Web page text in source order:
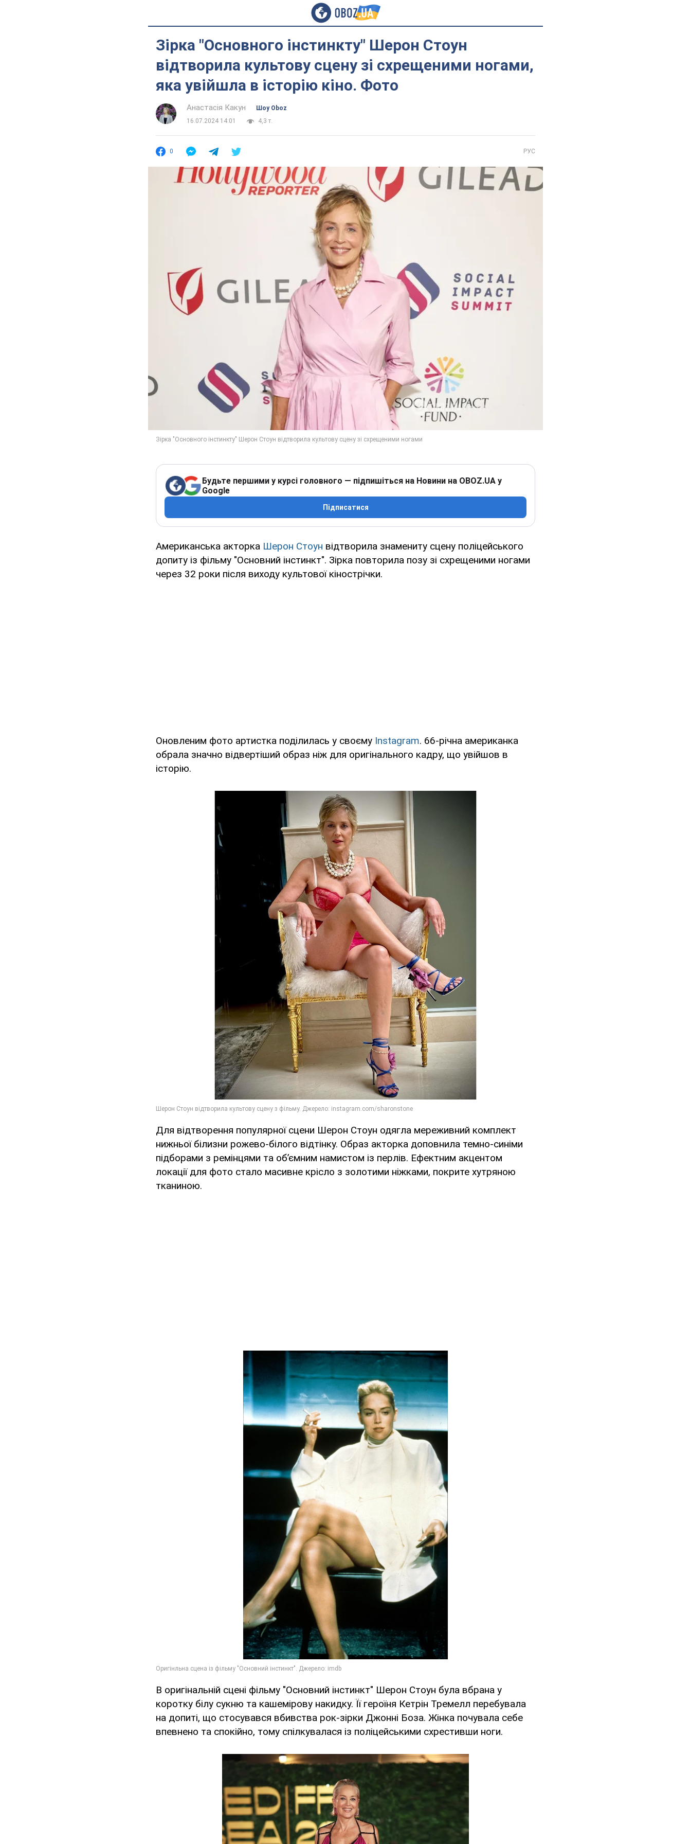
Зірка "Основного інстинкту" Шерон Стоун
відтворила культову сцену зі схрещеними ногами,
яка увійшла в історію кіно. Фото
Анастасія Какун
Шоу Oboz
16.07.2024 14:01
4,3 т.
0 РУС
Будьте першими у курсі головного — підпишіться на Новини на OBOZ.UA у
Google
Підписатися
Американська акторка Шерон Стоун відтворила знамениту сцену поліцейського
допиту із фільму "Основний інстинкт". Зірка повторила позу зі схрещеними ногами
через 32 роки після виходу культової кінострічки.
Оновленим фото артистка поділилась у своєму Instagram. 66-річна американка
обрала значно відвертіший образ ніж для оригінального кадру, що увійшов в
історію.
Для відтворення популярної сцени Шерон Стоун одягла мереживний комплект
нижньої білизни рожево-білого відтінку. Образ акторка доповнила темно-синіми
підборами з ремінцями та об’ємним намистом із перлів. Ефектним акцентом
локації для фото стало масивне крісло з золотими ніжками, покрите хутряною
тканиною.
В оригінальній сцені фільму "Основний інстинкт" Шерон Стоун була вбрана у
коротку білу сукню та кашемірову накидку. Її героїня Кетрін Тремелл перебувала
на допиті, що стосувався вбивства рок-зірки Джонні Боза. Жінка почувала себе
впевнено та спокійно, тому спілкувалася із поліцейськими схрестивши ноги.